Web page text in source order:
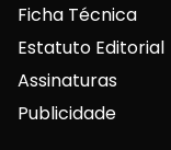
Ficha Técnica
Estatuto Editorial
Assinaturas
Publicidade